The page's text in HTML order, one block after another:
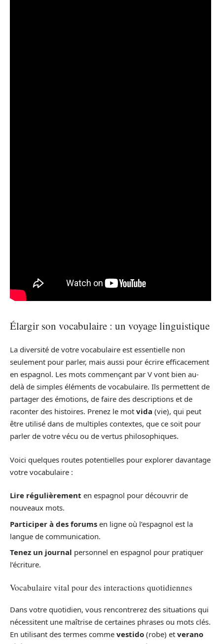
Élargir son vocabulaire : un voyage linguistique
La diversité de votre vocabulaire est essentielle non
seulement pour parler, mais aussi pour écrire efficacement
en espagnol. Les mots commençant par V vont bien au-
delà de simples éléments de vocabulaire. Ils permettent de
partager des émotions, de faire des descriptions et de
raconter des histoires. Prenez le mot vida (vie), qui peut
être utilisé dans de multiples contextes, que ce soit pour
parler de votre vécu ou de vertus philosophiques.
Voici quelques routes potentielles pour explorer davantage
votre vocabulaire :
Lire régulièrement en espagnol pour découvrir de
nouveaux mots.
Participer à des forums en ligne où l’espagnol est la
langue de communication.
Tenez un journal personnel en espagnol pour pratiquer
l’écriture.
Vocabulaire vital pour des interactions quotidiennes
Dans votre quotidien, vous rencontrerez des situations qui
nécessitent une maîtrise de certaines phrases ou mots clés.
En utilisant des termes comme vestido (robe) et verano